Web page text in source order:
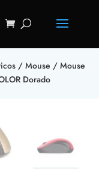
/ Mouse / Mouse
Dorado